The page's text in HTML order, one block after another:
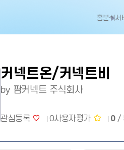
홈으로
홈분석서
커넥트온/커넥트비
by 팜커넥트 주식회사
관심등록 0사용자평가 0 /